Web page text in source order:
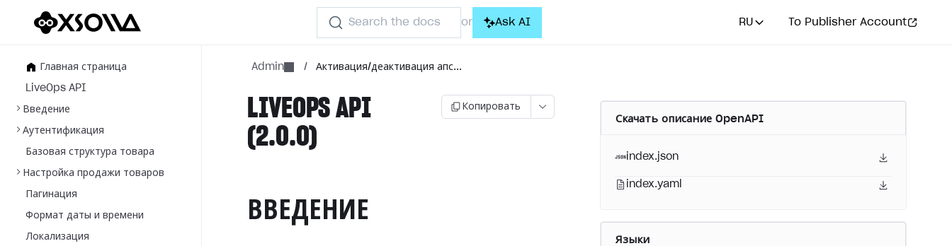
Search the docs or Ask AI RU To Publisher Account
Главная страница
LiveOps API
Введение
Аутентификация
Базовая структура товара
Настройка продажи товаров
Пагинация
Формат даты и времени
Локализация
Admin / Активация/деактивация апс...
LIVEOPS API
(2.0.0)
Копировать
ВВЕДЕНИЕ
Скачать описание OpenAPI
index.json
index.yaml
Языки